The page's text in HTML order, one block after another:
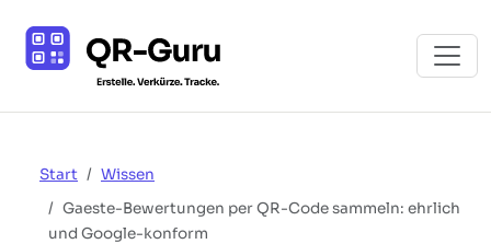
Start
Wissen
Gaeste-Bewertungen per QR-Code sammeln: ehrlich
und Google-konform